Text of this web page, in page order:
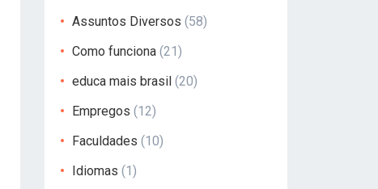
Assuntos Diversos (58)
Como funciona (21)
educa mais brasil (20)
Empregos (12)
Faculdades (10)
Idiomas (1)